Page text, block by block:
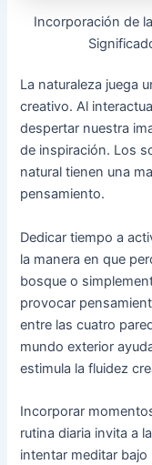
Incorporación de
La naturaleza juega
creativo. Al
despertar nuestra
de inspiración. Los
natural tienen una
pensamiento.
Dedicar tiempo a
la manera en que
bosque o
provocar
entre las cuatro
mundo exterior
estimula la fluidez
Incorporar
rutina diaria invita a
intentar meditar